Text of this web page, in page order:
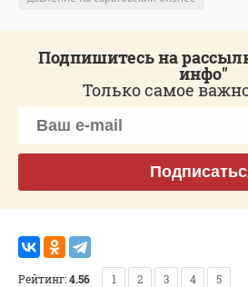
Подпишитесь на
инфо"
Только самое
Рейтинг:4.56 1 2 3 4 5